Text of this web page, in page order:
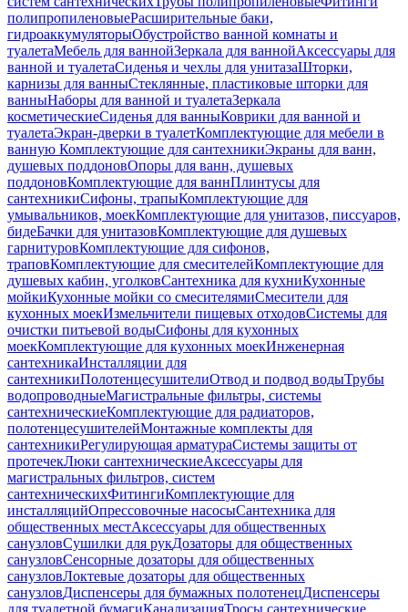
полипропиленовыеРасширительные баки,
гидроаккумуляторыОбустройство ванной комнаты и
туалетаМебель для ваннойЗеркала для ваннойАксессуары для
ванной и туалетаСиденья и чехлы для унитазаШторки,
карнизы для ванныСтеклянные, пластиковые шторки для
ванныНаборы для ванной и туалетаЗеркала
косметическиеСиденья для ванныКоврики для ванной и
туалетаЭкран-дверки в туалетКомплектующие для мебели в
ванную Комплектующие для сантехникиЭкраны для ванн,
душевых поддоновОпоры для ванн, душевых
поддоновКомплектующие для ваннПлинтусы для
сантехникиСифоны, трапыКомплектующие для
умывальников, моекКомплектующие для унитазов, писсуаров,
бидеБачки для унитазовКомплектующие для душевых
гарнитуровКомплектующие для сифонов,
траповКомплектующие для смесителейКомплектующие для
душевых кабин, уголковСантехника для кухниКухонные
мойкиКухонные мойки со смесителямиСмесители для
кухонных моекИзмельчители пищевых отходовСистемы для
очистки питьевой водыСифоны для кухонных
моекКомплектующие для кухонных моекИнженерная
сантехникаИнсталляции для
сантехникиПолотенцесушителиОтвод и подвод водыТрубы
водопроводныеМагистральные фильтры, системы
сантехническиеКомплектующие для радиаторов,
полотенцесушителейМонтажные комплекты для
сантехникиРегулирующая арматураСистемы защиты от
протечекЛюки сантехническиеАксессуары для
магистральных фильтров, систем
сантехническихФитингиКомплектующие для
инсталляцийОпрессовочные насосыСантехника для
общественных местАксессуары для общественных
санузловСушилки для рукДозаторы для общественных
санузловСенсорные дозаторы для общественных
санузловЛоктевые дозаторы для общественных
санузловДиспенсеры для бумажных полотенецДиспенсеры
для туалетной бумагиКанализацияТросы сантехнические,